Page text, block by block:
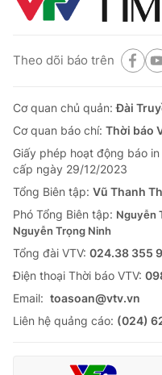
Theo dõi báo trên
Cơ quan chủ quản:Đài
Cơ quan báo chí: Thời báo
Giấy phép hoạt động báo
cấp ngày 29/12/2023
Tổng Biên tập: Vũ Thanh
Phó Tổng Biên tập: Nguyễn
Nguyễn Trọng Ninh
Tổng đài VTV: 024.38 355
Ðiện thoại Thời báo VTV:
Email: toasoan@vtv.vn
Liên hệ quảng cáo: (024)